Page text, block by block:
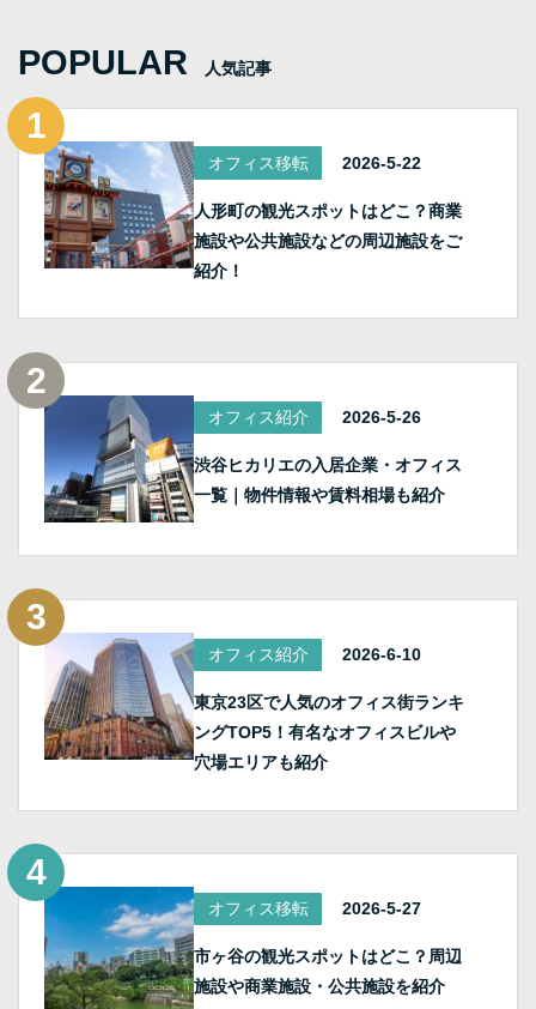
POPULAR 人気記事
オフィス移転 2026-5-22
人形町の観光スポットはどこ？商業
施設や公共施設などの周辺施設をご
紹介！
オフィス紹介 2026-5-26
渋谷ヒカリエの入居企業・オフィス
一覧｜物件情報や賃料相場も紹介
オフィス紹介 2026-6-10
東京23区で人気のオフィス街ランキ
ングTOP5！有名なオフィスビルや
穴場エリアも紹介
オフィス移転 2026-5-27
市ヶ谷の観光スポットはどこ？周辺
施設や商業施設・公共施設を紹介